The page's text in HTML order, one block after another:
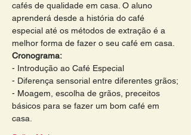
cafés de qualidade em casa. O aluno
aprenderá desde a história do café
especial até os métodos de extração é a
melhor forma de fazer o seu café em casa.
Cronograma:
- Introdução ao Café Especial
- Diferença sensorial entre diferentes grãos;
- Moagem, escolha de grãos, preceitos
básicos para se fazer um bom café em
casa.